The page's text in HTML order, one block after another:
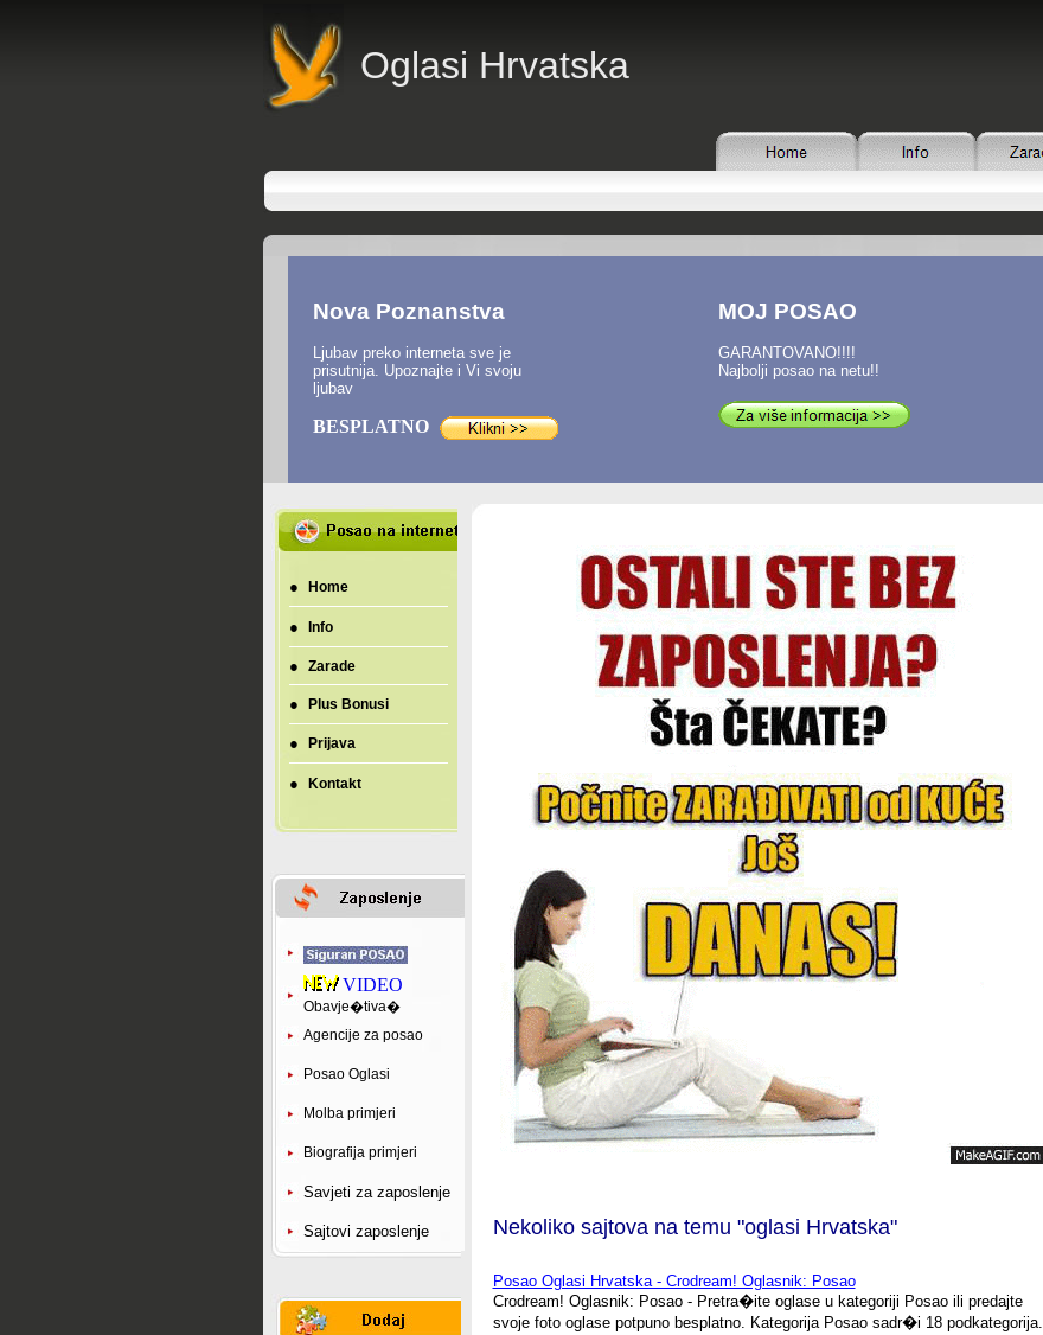
Oglasi Hrvatska
Nova Poznanstva
Ljubav preko interneta sve je
prisutnija. Upoznajte i Vi svoju
ljubav
BESPLATNO
MOJ POSAO
GARANTOVANO!!!!
Najbolji posao na netu!!
● Home
● Info
● Zarade
● Plus Bonusi
● Prijava
● Kontakt
VIDEO
Obavje�tiva�
Agencije za posao
Posao Oglasi
Molba primjeri
Biografija primjeri
Savjeti za zaposlenje
Sajtovi zaposlenje Nekoliko sajtova na temu "oglasi Hrvatska"
Posao Oglasi Hrvatska - Crodream! Oglasnik: Posao
Crodream! Oglasnik: Posao - Pretra�ite oglase u kategoriji Posao ili predajte
svoje foto oglase potpuno besplatno. Kategorija Posao sadr�i 18 podkategorija.